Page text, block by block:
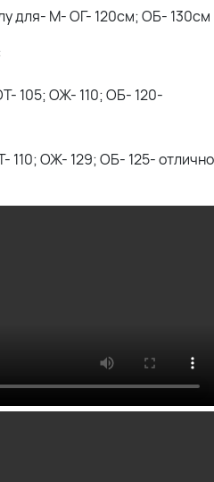
для- М- ОГ- 120см; ОБ- 130см
105; ОЖ- 110; ОБ- 120-
110; ОЖ- 129; ОБ- 125- отлично